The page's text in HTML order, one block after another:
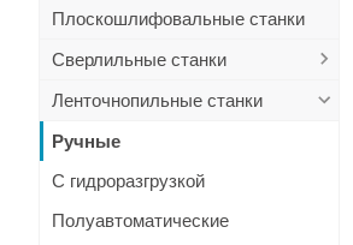
Плоскошлифовальные станки
Сверлильные станки
Ленточнопильные станки
Ручные
С гидроразгрузкой
Полуавтоматические